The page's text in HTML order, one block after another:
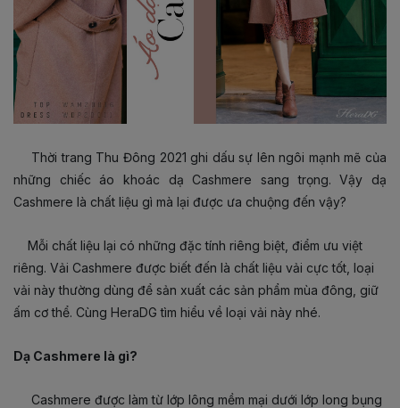
Thời trang Thu Đông 2021 ghi dấu sự lên ngôi mạnh mẽ của
những chiếc áo khoác dạ Cashmere sang trọng. Vậy dạ
Cashmere là chất liệu gì mà lại được ưa chuộng đến vậy?
Mỗi chất liệu lại có những đặc tính riêng biệt, điểm ưu việt
riêng. Vải Cashmere được biết đến là chất liệu vải cực tốt, loại
vải này thường dùng để sản xuất các sản phẩm mùa đông, giữ
ấm cơ thể. Cùng HeraDG tìm hiểu về loại vải này nhé.
Dạ Cashmere là gì?
Cashmere được làm từ lớp lông mềm mại dưới lớp long bụng